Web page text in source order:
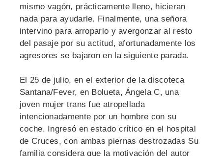
mismo vagón, prácticamente lleno, hicieran
nada para ayudarle. Finalmente, una señora
intervino para arroparlo y avergonzar al resto
del pasaje por su actitud, afortunadamente los
agresores se bajaron en la siguiente parada.
El 25 de julio, en el exterior de la discoteca
Santana/Fever, en Bolueta, Ángela C, una
joven mujer trans fue atropellada
intencionadamente por un hombre con su
coche. Ingresó en estado crítico en el hospital
de Cruces, con ambas piernas destrozadas Su
familia considera que la motivación del autor